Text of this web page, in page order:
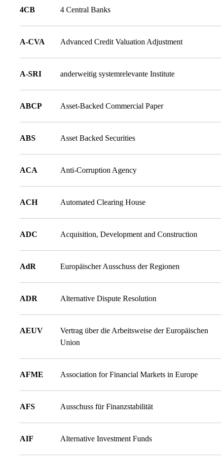
4CB 4 Central Banks
A-CVA Advanced Credit Valuation Adjustment
A-SRI anderweitig systemrelevante Institute
ABCP Asset-Backed Commercial Paper
ABS Asset Backed Securities
ACA Anti-Corruption Agency
ACH Automated Clearing House
ADC Acquisition, Development and Construction
AdR Europäischer Ausschuss der Regionen
ADR Alternative Dispute Resolution
AEUV
Vertrag über die Arbeitsweise der Europäischen
Union
AFME Association for Financial Markets in Europe
AFS Ausschuss für Finanzstabilität
AIF Alternative Investment Funds